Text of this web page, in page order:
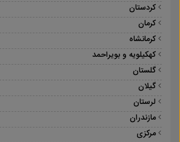
کردستان
کرمان
کرمانشاه
کهکیلویه و بویراحمد
گلستان
گیلان
لرستان
مازندران
مرکزی